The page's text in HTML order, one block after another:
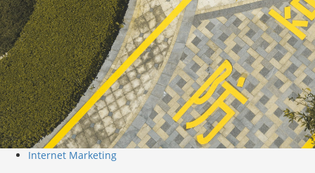
Internet Marketing